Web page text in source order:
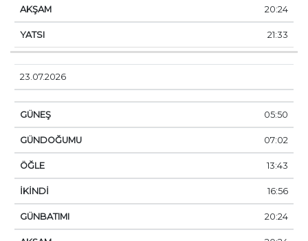
20:24
21:33
23.07.2026
05:50
07:02
13:43
16:56
20:24